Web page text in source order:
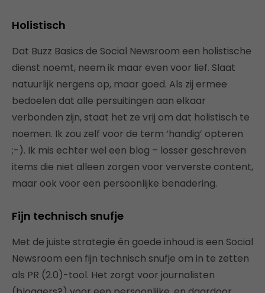
Holistisch
Dat Buzz Basics de Social Newsroom een holistische
dienst noemt, neem ik maar even voor lief. Slaat
natuurlijk nergens op, maar goed. Als zij ermee
bedoelen dat alle persuitingen aan elkaar
verbonden zijn, staat het ze vrij om dat holistisch te
noemen. Ik zou zelf voor de term ‘handig’ opteren
;-). Ik mis echter wel een blog – losser geschreven
items die niet alleen zorgen voor ververste content,
maar ook voor een persoonlijke benadering.
Fijn technisch snufje
Met de juiste strategie én goede inhoud is een Social
Newsroom een fijn technisch snufje om in te zetten
als PR (2.0)-tool. Het zorgt voor journalisten